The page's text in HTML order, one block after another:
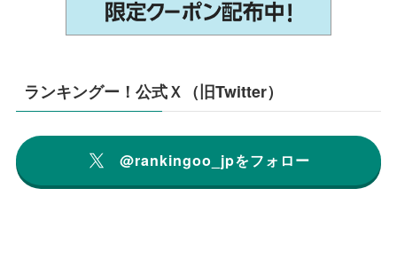
ランキングー！公式Ｘ（旧Twitter）
@rankingoo_jpをフォロー